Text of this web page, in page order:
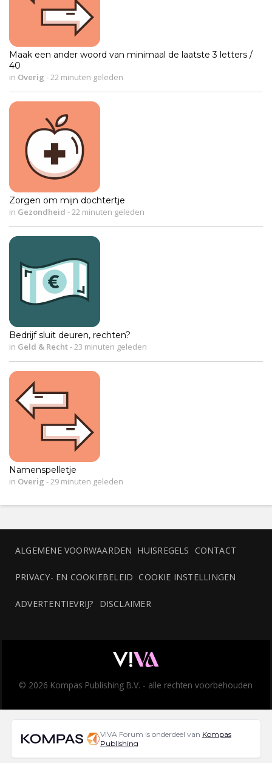
Maak een ander woord van minimaal de laatste 3 letters /
40
in Overig -22 minuten geleden
Zorgen om mijn dochtertje
in Gezondheid -22 minuten geleden
Bedrijf sluit deuren, rechten?
in Geld & Recht-23 minuten geleden
Namenspelletje
in Overig -29 minuten geleden
ALGEMENE VOORWAARDEN HUISREGELS CONTACT
PRIVACY- EN COOKIEBELEID COOKIE INSTELLINGEN
ADVERTENTIEVRIJ? DISCLAIMER
© 2026 Kompas Publishing B.V. - alle rechten voorbehouden
VIVA Forum is onderdeel van Kompas
Publishing